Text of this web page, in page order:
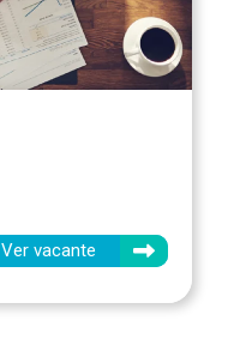
Ver vacante